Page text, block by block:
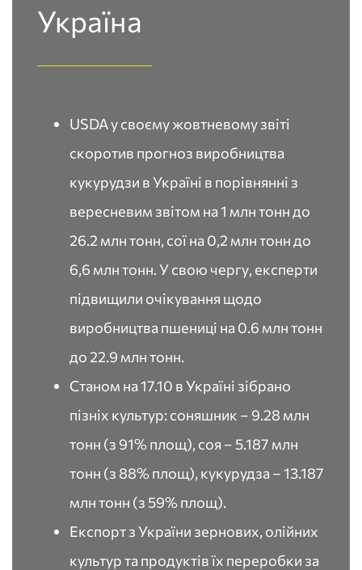
Україна​
USDA у своєму жовтневому звіті
скоротив прогноз виробництва
кукурудзи в Україні в порівнянні з
вересневим звітом на 1 млн тонн до
26.2 млн тонн, сої на 0,2 млн тонн до
6,6 млн тонн. У свою чергу, експерти
підвищили очікування щодо
виробництва пшениці на 0.6 млн тонн
до 22.9 млн тонн.
Станом на 17.10 в Україні зібрано
пізніх культур: соняшник – 9.28 млн
тонн (з 91% площ), соя – 5.187 млн
тонн (з 88% площ), кукурудза – 13.187
млн тонн (з 59% площ).
Експорт з України зернових, олійних
культур та продуктів їх переробки за